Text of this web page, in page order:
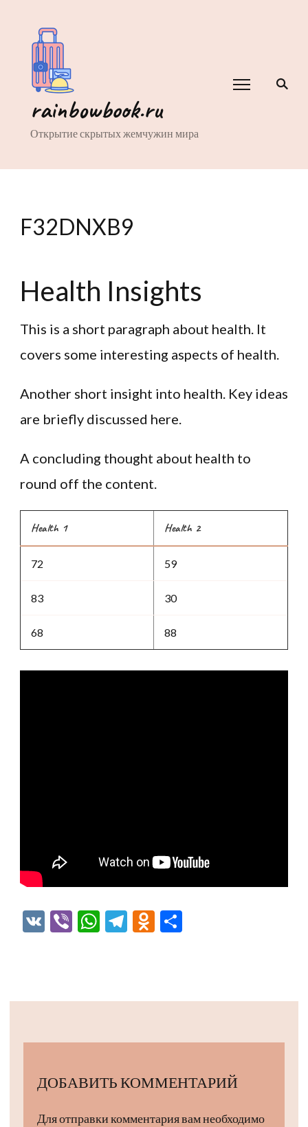
rainbowbook.ru
Открытие скрытых жемчужин мира
F32DNXB9
Health Insights
This is a short paragraph about health. It
covers some interesting aspects of health.
Another short insight into health. Key ideas
are briefly discussed here.
A concluding thought about health to
round off the content.
Health 1 Health 2
72 59
83 30
68 88
VK ViberWhatsApp
Telegram
Odnoklassniki
ДОБАВИТЬ КОММЕНТАРИЙ
Для отправки комментария вам необходимо